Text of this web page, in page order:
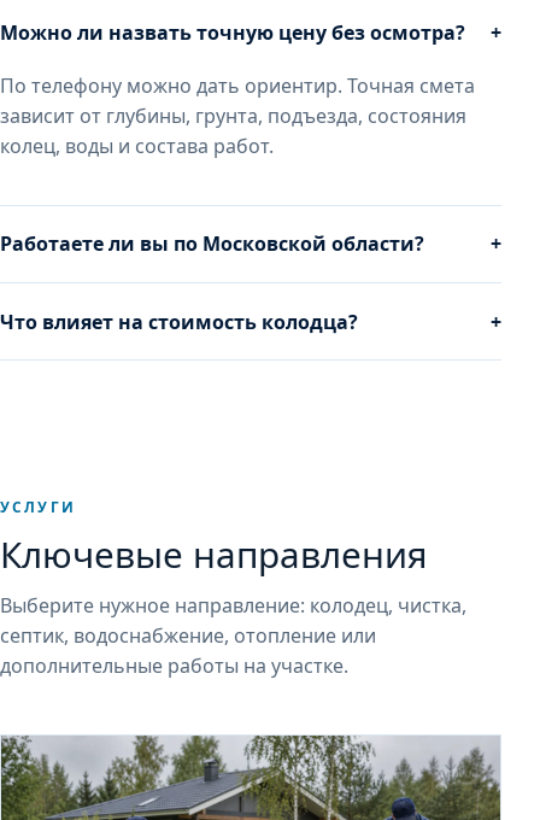
Можно ли назвать точную цену без осмотра?
+
По телефону можно дать ориентир. Точная смета
зависит от глубины, грунта, подъезда, состояния
колец, воды и состава работ.
Работаете ли вы по Московской области? +
Что влияет на стоимость колодца? +
УСЛУГИ
Ключевые направления
Выберите нужное направление: колодец, чистка,
септик, водоснабжение, отопление или
дополнительные работы на участке.